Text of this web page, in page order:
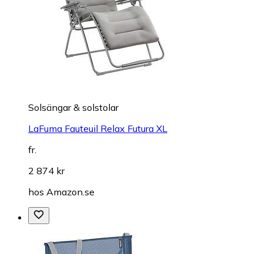
Solsängar & solstolar
LaFuma Fauteuil Relax Futura XL
fr.
2 874 kr
hos Amazon.se